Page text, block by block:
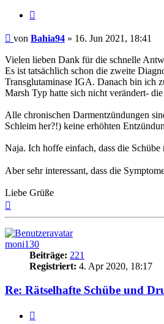
Beitrag
von Bahia94 » 16. Jun 2021, 18:41
Vielen lieben Dank für die schnelle
Es ist tatsächlich schon die zweite
Transglutaminase IGA. Danach bin ich
Marsh Typ hatte sich nicht verändert-
Alle chronischen Darmentzündungen
Schleim her?!) keine erhöhten
Naja. Ich hoffe einfach, dass die
Aber sehr interessant, dass die
Liebe Grüße
moni130
Beiträge: 221
Registriert: 4. Apr 2020, 18:17
Re: Rätselhafte Schübe und